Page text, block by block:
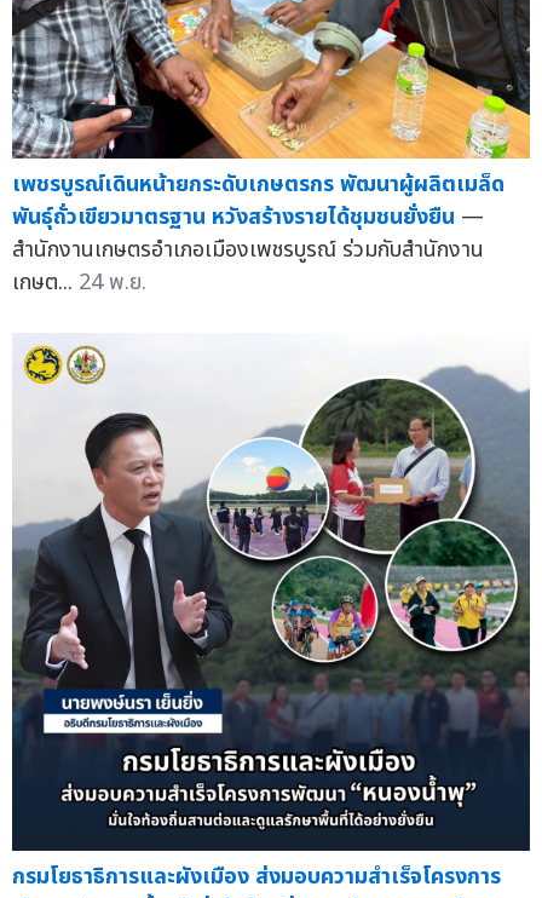
เพชรบูรณ์เดินหน้ายกระดับเกษตรกร พัฒนาผู้ผลิตเมล็ด
พันธุ์ถั่วเขียวมาตรฐาน หวังสร้างรายได้ชุมชนยั่งยืน —
สำนักงานเกษตรอำเภอเมืองเพชรบูรณ์ ร่วมกับสำนักงาน
เกษต... 24 พ.ย.
กรมโยธาธิการและผังเมือง ส่งมอบความสำเร็จโครงการ